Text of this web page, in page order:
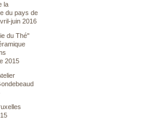
la
du pays de
juin 2016
du Thé"
2015